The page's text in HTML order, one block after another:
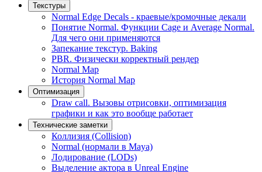
Текстуры
Normal Edge Decals - краевые/кромочные декали
Понятие Normal. Функции Cage и Average Normal.
Для чего они применяются
Запекание текстур. Baking
PBR. Физически корректный рендер
Normal Map
История Normal Map
Оптимизация
Draw call. Вызовы отрисовки, оптимизация
графики и как это вообще работает
Технические заметки
Коллизия (Collision)
Normal (нормали в Maya)
Лодирование (LODs)
Выделение актора в Unreal Engine